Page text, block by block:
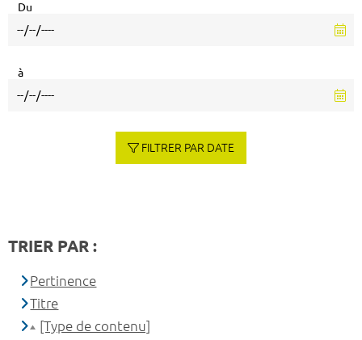
Du
à
FILTRER PAR DATE
TRIER PAR :
Pertinence
Titre
[Type de contenu]